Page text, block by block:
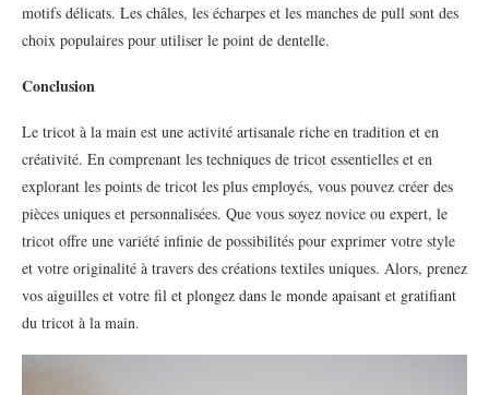
motifs délicats. Les châles, les écharpes et les manches de pull sont des
choix populaires pour utiliser le point de dentelle.
Conclusion
Le tricot à la main est une activité artisanale riche en tradition et en
créativité. En comprenant les techniques de tricot essentielles et en
explorant les points de tricot les plus employés, vous pouvez créer des
pièces uniques et personnalisées. Que vous soyez novice ou expert, le
tricot offre une variété infinie de possibilités pour exprimer votre style
et votre originalité à travers des créations textiles uniques. Alors, prenez
vos aiguilles et votre fil et plongez dans le monde apaisant et gratifiant
du tricot à la main.